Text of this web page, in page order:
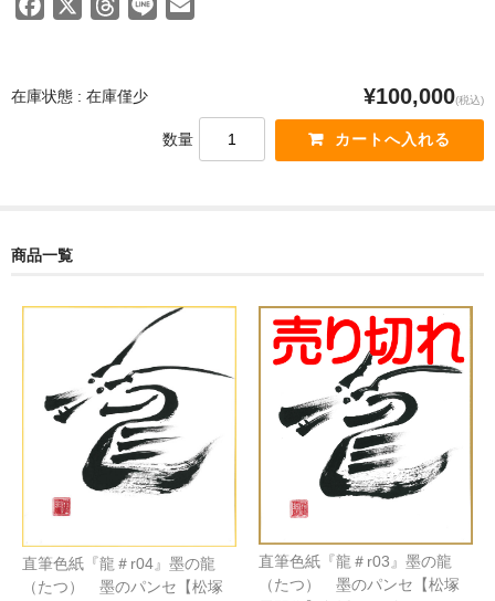
e
e
在庫状態 : 在庫僅少 ¥100,000(税込)
数量
商品一覧
直筆色紙『龍＃r04』墨の龍
（たつ） 墨のパンセ【松塚
直筆色紙『龍＃r03』墨の龍
（たつ） 墨のパンセ【松塚